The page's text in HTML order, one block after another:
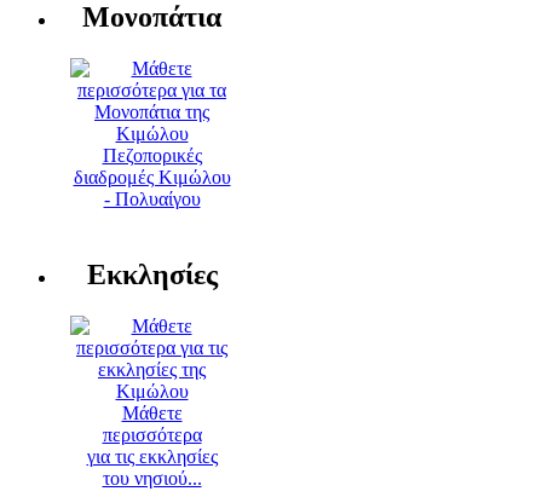
Μονοπάτια
Πεζοπορικές
διαδρομές Κιμώλου
- Πολυαίγου
Εκκλησίες
Μάθετε
περισσότερα
για τις εκκλησίες
του νησιού...